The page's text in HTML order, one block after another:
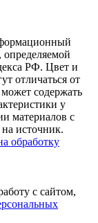
определяемой
РФ. Цвет и
отличаться от
содержать
у
материалов с
источник.
обработку
с сайтом,